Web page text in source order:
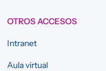
OTROS ACCESOS
Intranet
Aula virtual